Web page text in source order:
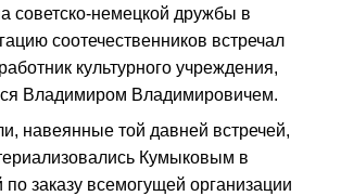
советско-немецкой дружбы в
соотечественников встречал
культурного учреждения,
Владимиром Владимировичем.
навеянные той давней встречей,
Кумыковым в
по заказу всемогущей организации